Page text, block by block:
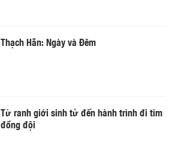
Thạch Hãn: Ngày và Đêm
Từ ranh giới sinh tử đến hành trình đi tìm
đồng đội